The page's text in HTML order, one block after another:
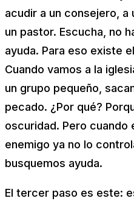
acudir a un consejero, a
un pastor. Escucha, no
ayuda. Para eso existe
Cuando vamos a la
un grupo pequeño,
pecado. ¿Por qué?
oscuridad. Pero cuando
enemigo ya no lo
busquemos ayuda.
El tercer paso es este: